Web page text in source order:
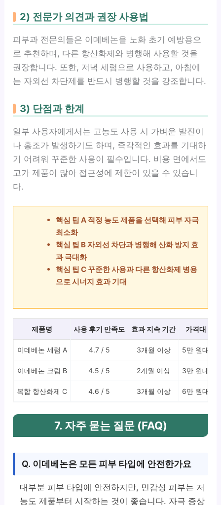
2) 전문가 의견과 권장 사용법
피부과 전문의들은 이데베논을 노화 초기 예방용으
로 추천하며, 다른 항산화제와 병행해 사용할 것을
권장합니다. 또한, 저녁 세럼으로 사용하고, 아침에
는 자외선 차단제를 반드시 병행할 것을 강조합니다.
3) 단점과 한계
일부 사용자에게서는 고농도 사용 시 가벼운 발진이
나 홍조가 발생하기도 하며, 즉각적인 효과를 기대하
기 어려워 꾸준한 사용이 필수입니다. 비용 면에서도
고가 제품이 많아 접근성에 제한이 있을 수 있습니
다.
핵심 팁 A 적정 농도 제품을 선택해 피부 자극
최소화
핵심 팁 B 자외선 차단과 병행해 산화 방지 효
과 극대화
핵심 팁 C 꾸준한 사용과 다른 항산화제 병용
으로 시너지 효과 기대
제품명 사용 후기 만족도 효과 지속 기간 가격대
이데베논 세럼 A 4.7 / 5 3개월 이상 5만 원대
이데베논 크림 B 4.5 / 5 2개월 이상 3만 원대
복합 항산화제 C 4.6 / 5 3개월 이상 6만 원대
7. 자주 묻는 질문 (FAQ)
Q. 이데베논은 모든 피부 타입에 안전한가요
대부분 피부 타입에 안전하지만, 민감성 피부는 저
농도 제품부터 시작하는 것이 좋습니다. 자극 증상